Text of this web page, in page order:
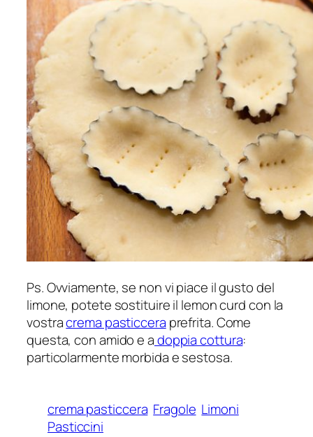
Ps. Ovviamente, se non vi piace il gusto del
limone, potete sostituire il lemon curd con la
vostracrema pasticcera prefrita. Come
questa, con amido e adoppia cottura:
particolarmente morbida e sestosa.
crema pasticcera Fragole Limoni
Pasticcini